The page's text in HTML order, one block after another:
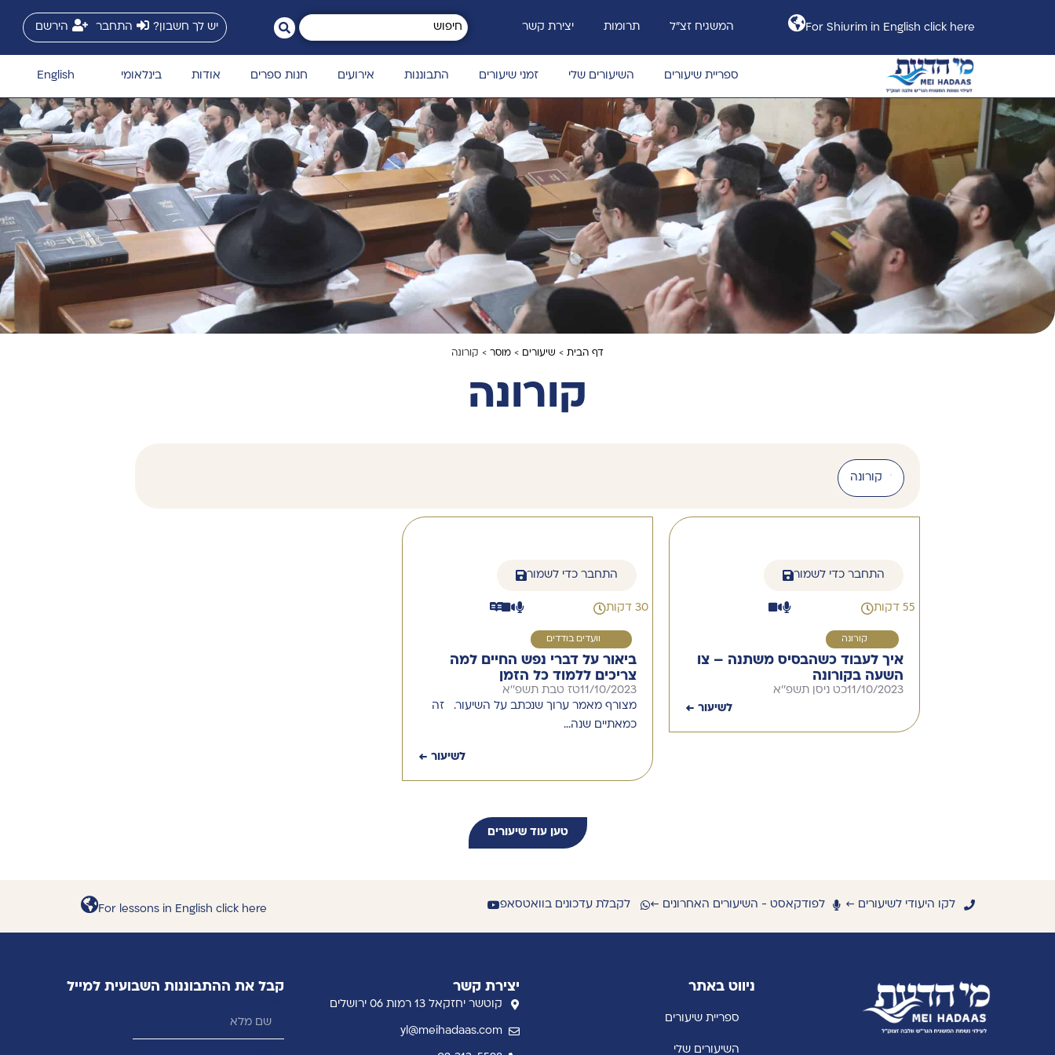
For Shiurim in English click here המשגיח זצ״ל תרומות יצירת קשר יש לך חשבון? התחבר הירשם
ספריית שיעורים השיעורים שלי זמני שיעורים התבוננות אירועים חנות ספרים אודות בינלאומי English
דף הבית > שיעורים > מוסר > קורונה
קורונה
קורונה
התחבר כדי לשמור
55 דקות
קורונה
איך לעבוד כשהבסיס משתנה – צו
השעה בקורונה
11/10/2023כט ניסן תשפ''א
לשיעור ←
התחבר כדי לשמור
30 דקות
וועדים בודדים
ביאור על דברי נפש החיים למה
צריכים ללמוד כל הזמן
11/10/2023טז טבת תשפ''א
מצורף מאמר ערוך שנכתב על השיעור. זה
כמאתיים שנה…
לשיעור ←
טען עוד שיעורים
לקו היעודי לשיעורים ← לפודקאסט - השיעורים האחרונים ← לקבלת עדכונים בוואטסאפ For lessons in English click here
ניווט באתר
ספריית שיעורים
השיעורים שלי
יצירת קשר
קוטשר יחזקאל 13 רמות 06 ירושלים
yl@meihadaas.com
קבל את ההתבוננות השבועית למייל